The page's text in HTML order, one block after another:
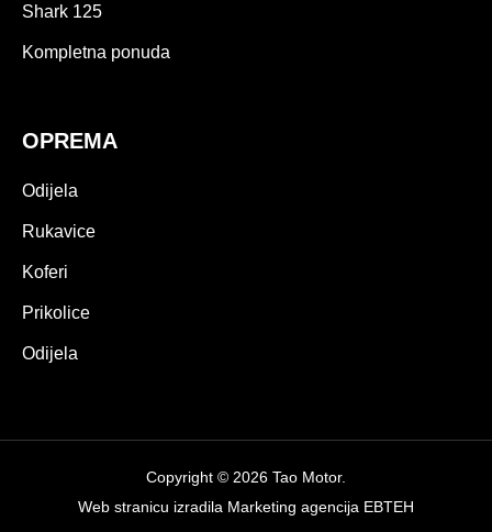
Shark 125
Kompletna ponuda
OPREMA
Odijela
Rukavice
Koferi
Prikolice
Odijela
Copyright © 2026 Tao Motor.
Web stranicu izradila Marketing agencija EBTEH